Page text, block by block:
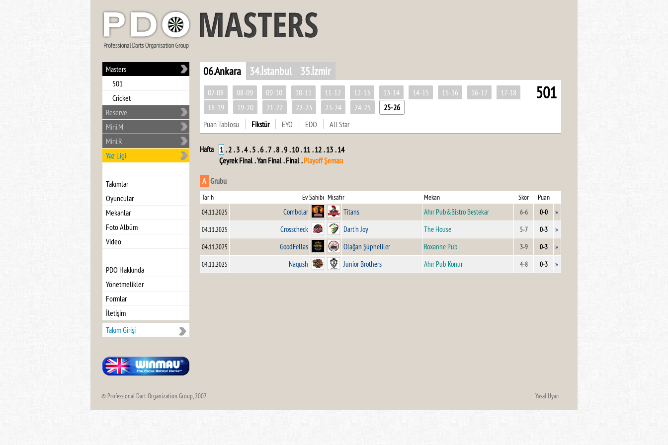
Masters
501
Cricket
Reserve
Mini.M
Mini.R
Yaz Ligi
Takımlar
Oyuncular
Mekanlar
Foto Albüm
Video
PDO Hakkında
Yönetmelikler
Formlar
İletişim
Takım Girişi
06.Ankara 34.İstanbul 35.İzmir
501
07-08 08-09 09-10 10-11 11-12 12-13 13-14 14-15 15-16 16-17
17-18
18-19
19-20 21-22 22-23 23-24 24-25
25-26
Puan Tablosu
Fikstür EYO EDO All Star
Hafta 1 .2 .3 .4 .5 .6 .7 .8 .9 .10 .11 .12 .13 .14
Çeyrek Final .Yarı Final .Final .Playoff Şeması
A Grubu
Tarih Ev Sahibi Misafir Mekan Skor Puan
04.11.2025 Combolar Titans Ahır Pub&Bistro Bestekar 6-6 0-0 »
04.11.2025 Crosscheck Dart'n Joy The House 5-7 0-3 »
04.11.2025 GoodFellas Olağan Şüpheliler Roxanne Pub 3-9 0-3 »
04.11.2025 Naqush Junior Brothers Ahır Pub Konur 4-8 0-3 »
© Professional Dart Organization Group, 2007 Yasal Uyarı